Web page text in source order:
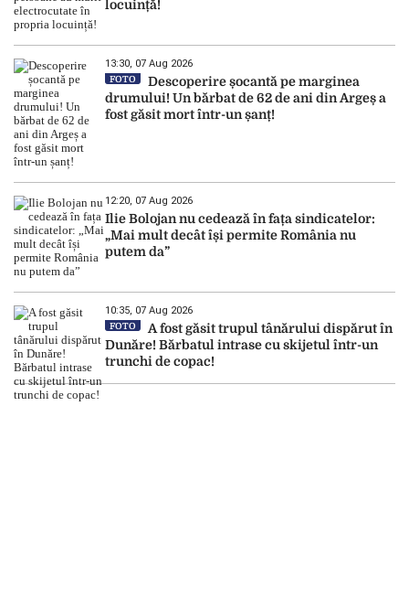
locuință!
13:30, 07 Aug 2026
FOTO
Descoperire șocantă pe marginea
drumului! Un bărbat de 62 de ani din Argeș a
fost găsit mort într-un șanț!
12:20, 07 Aug 2026
Ilie Bolojan nu cedează în fața sindicatelor:
„Mai mult decât își permite România nu
putem da”
10:35, 07 Aug 2026
FOTO
A fost găsit trupul tânărului dispărut în
Dunăre! Bărbatul intrase cu skijetul într-un
trunchi de copac!